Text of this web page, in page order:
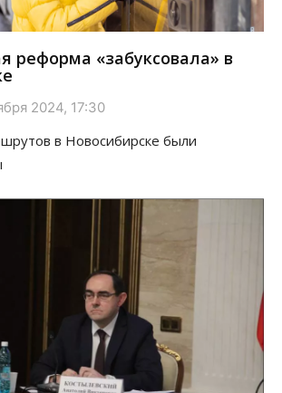
реформа «забуксовала» в
2024, 17:30
в Новосибирске были